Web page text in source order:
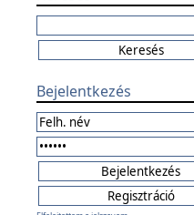
Bejelentkezés